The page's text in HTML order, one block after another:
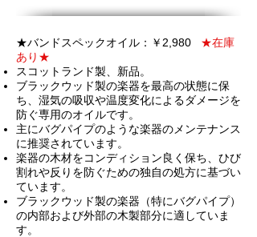
★バンドスペックオイル：￥2,980 ★在庫
あり★
スコットランド製、新品。
ブラックウッド製の楽器を最高の状態に保
ち、湿気の吸収や温度変化によるダメージを
防ぐ専用のオイルです。
主にバグパイプのような楽器のメンテナンス
に推奨されています。
楽器の木材をコンディション良く保ち、ひび
割れや反りを防ぐための独自の処方に基づい
ています。
ブラックウッド製の楽器（特にバグパイプ）
の内部および外部の木製部分に適していま
す。